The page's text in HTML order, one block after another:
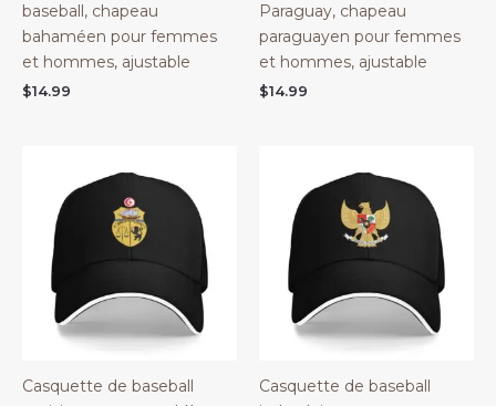
baseball, chapeau
bahaméen pour femmes
et hommes, ajustable
$14.99
Paraguay, chapeau
paraguayen pour femmes
et hommes, ajustable
$14.99
Casquette de baseball
Casquette de baseball